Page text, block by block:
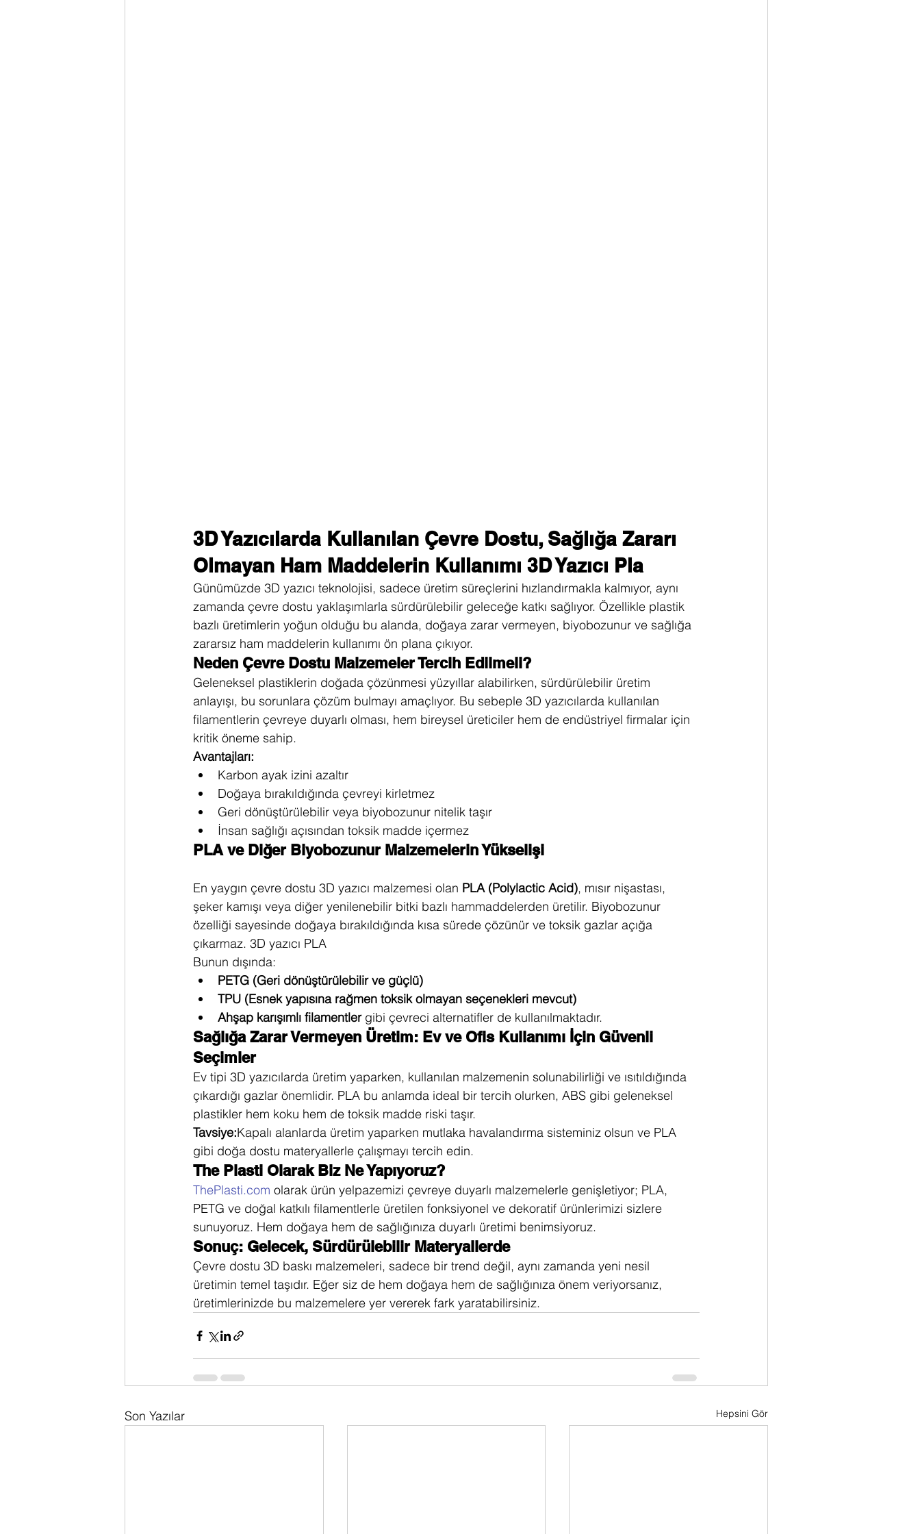
3D Yazıcılarda Kullanılan Çevre Dostu, Sağlığa Zararı
Olmayan Ham Maddelerin Kullanımı 3D Yazıcı Pla
Günümüzde 3D yazıcı teknolojisi, sadece üretim süreçlerini hızlandırmakla kalmıyor, aynı
zamanda çevre dostu yaklaşımlarla sürdürülebilir geleceğe katkı sağlıyor. Özellikle plastik
bazlı üretimlerin yoğun olduğu bu alanda, doğaya zarar vermeyen, biyobozunur ve sağlığa
zararsız ham maddelerin kullanımı ön plana çıkıyor.
Neden Çevre Dostu Malzemeler Tercih Edilmeli?
Geleneksel plastiklerin doğada çözünmesi yüzyıllar alabilirken, sürdürülebilir üretim
anlayışı, bu sorunlara çözüm bulmayı amaçlıyor. Bu sebeple 3D yazıcılarda kullanılan
filamentlerin çevreye duyarlı olması, hem bireysel üreticiler hem de endüstriyel firmalar için
kritik öneme sahip.
Avantajları:
Karbon ayak izini azaltır
Doğaya bırakıldığında çevreyi kirletmez
Geri dönüştürülebilir veya biyobozunur nitelik taşır
İnsan sağlığı açısından toksik madde içermez
PLA ve Diğer Biyobozunur Malzemelerin Yükselişi
En yaygın çevre dostu 3D yazıcı malzemesi olan PLA (Polylactic Acid), mısır nişastası,
şeker kamışı veya diğer yenilenebilir bitki bazlı hammaddelerden üretilir. Biyobozunur
özelliği sayesinde doğaya bırakıldığında kısa sürede çözünür ve toksik gazlar açığa
çıkarmaz. 3D yazıcı PLA
Bunun dışında:
PETG (Geri dönüştürülebilir ve güçlü)
TPU (Esnek yapısına rağmen toksik olmayan seçenekleri mevcut)
Ahşap karışımlı filamentler gibi çevreci alternatifler de kullanılmaktadır.
Sağlığa Zarar Vermeyen Üretim: Ev ve Ofis Kullanımı İçin Güvenli
Seçimler
Ev tipi 3D yazıcılarda üretim yaparken, kullanılan malzemenin solunabilirliği ve ısıtıldığında
çıkardığı gazlar önemlidir. PLA bu anlamda ideal bir tercih olurken, ABS gibi geleneksel
plastikler hem koku hem de toksik madde riski taşır.
Tavsiye:Kapalı alanlarda üretim yaparken mutlaka havalandırma sisteminiz olsun ve PLA
gibi doğa dostu materyallerle çalışmayı tercih edin.
The Plasti Olarak Biz Ne Yapıyoruz?
ThePlasti.com olarak ürün yelpazemizi çevreye duyarlı malzemelerle genişletiyor; PLA,
PETG ve doğal katkılı filamentlerle üretilen fonksiyonel ve dekoratif ürünlerimizi sizlere
sunuyoruz. Hem doğaya hem de sağlığınıza duyarlı üretimi benimsiyoruz.
Sonuç: Gelecek, Sürdürülebilir Materyallerde
Çevre dostu 3D baskı malzemeleri, sadece bir trend değil, aynı zamanda yeni nesil
üretimin temel taşıdır. Eğer siz de hem doğaya hem de sağlığınıza önem veriyorsanız,
üretimlerinizde bu malzemelere yer vererek fark yaratabilirsiniz.
Son Yazılar Hepsini Gör